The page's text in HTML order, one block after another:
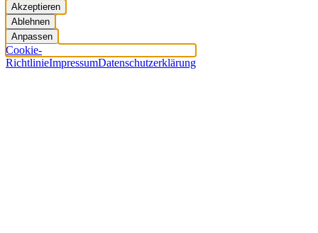
Akzeptieren
Ablehnen
Anpassen
Cookie-
RichtlinieImpressumDatenschutzerklärung